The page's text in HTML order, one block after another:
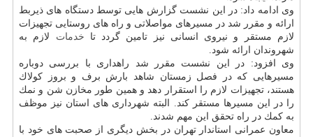
وی ادامه داد: در این نشست گزارش هایی توسط دستگاه های ذیربط
ارائه و مقرر شد در مسیرهای مواصلاتی و راه های روستایی تجهیزات
لازم مستقر و نیروی انسانی نیز تامین گردد تا خدمات لازم به
شهروندان ارائه شود.
وی افزود: در این نشست مقرر شد راهداری با بررسی دوباره
مسیرهایی كه در فصل زمستان شاهد بارش برف و بروز كولاك
هستند، تجهیزات لازم را استقرار دهد و همین طور مخازن شن و نمك
را در این مسیرها مستقر كند. البته شهرداری های استان نیز موظف
به كمك در راه تحقق این مهم شدند.
معاون عمرانی استاندار تهران در بخش دیگری از صحبت های خود با